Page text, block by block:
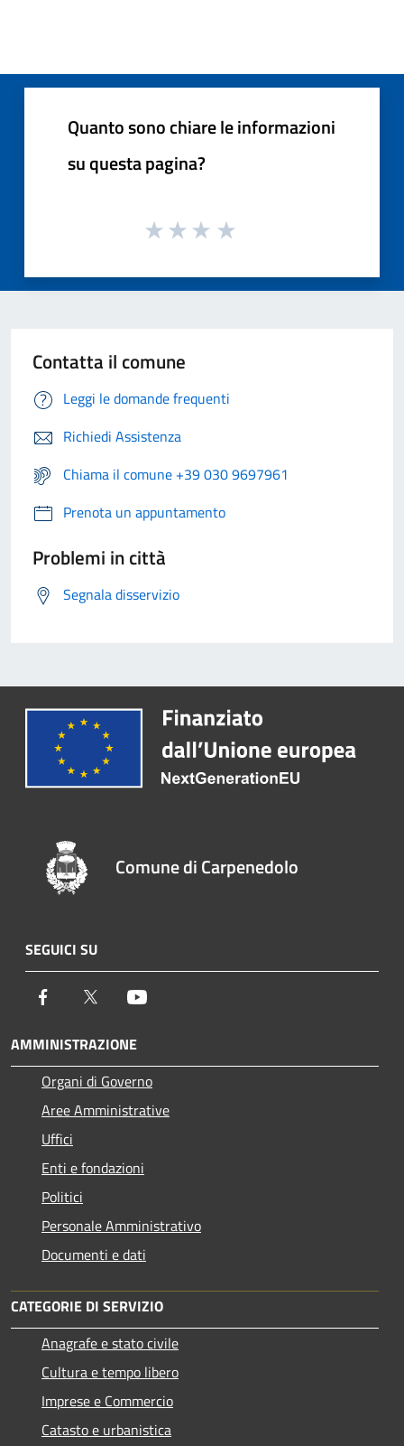
Quanto sono chiare le informazioni
su questa pagina?
Contatta il comune
Leggi le domande frequenti
Richiedi Assistenza
Chiama il comune +39 030 9697961
Prenota un appuntamento
Problemi in città
Segnala disservizio
Comune di Carpenedolo
SEGUICI SU
Facebook Twitter
AMMINISTRAZIONE
Organi di Governo
Aree Amministrative
Uffici
Enti e fondazioni
Politici
Personale Amministrativo
Documenti e dati
CATEGORIE DI SERVIZIO
Anagrafe e stato civile
Cultura e tempo libero
Imprese e Commercio
Catasto e urbanistica